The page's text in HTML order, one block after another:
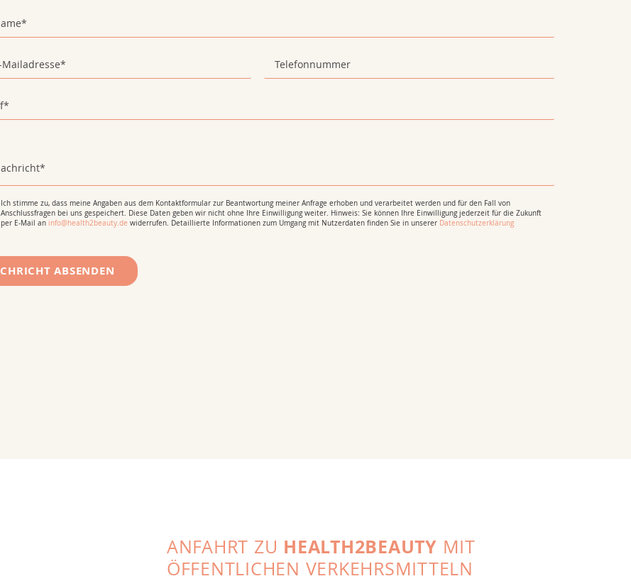
Ich stimme zu, dass meine Angaben aus dem Kontaktformular zur Beantwortung meiner Anfrage erhoben und verarbeitet werden und für den Fall von
Anschlussfragen bei uns gespeichert. Diese Daten geben wir nicht ohne Ihre Einwilligung weiter. Hinweis: Sie können Ihre Einwilligung jederzeit für die Zukunft
per E-Mail an info@health2beauty.de widerrufen. Detaillierte Informationen zum Umgang mit Nutzerdaten finden Sie in unserer Datenschutzerklärung
ANFAHRT ZU HEALTH2BEAUTY MIT
ÖFFENTLICHEN VERKEHRSMITTELN